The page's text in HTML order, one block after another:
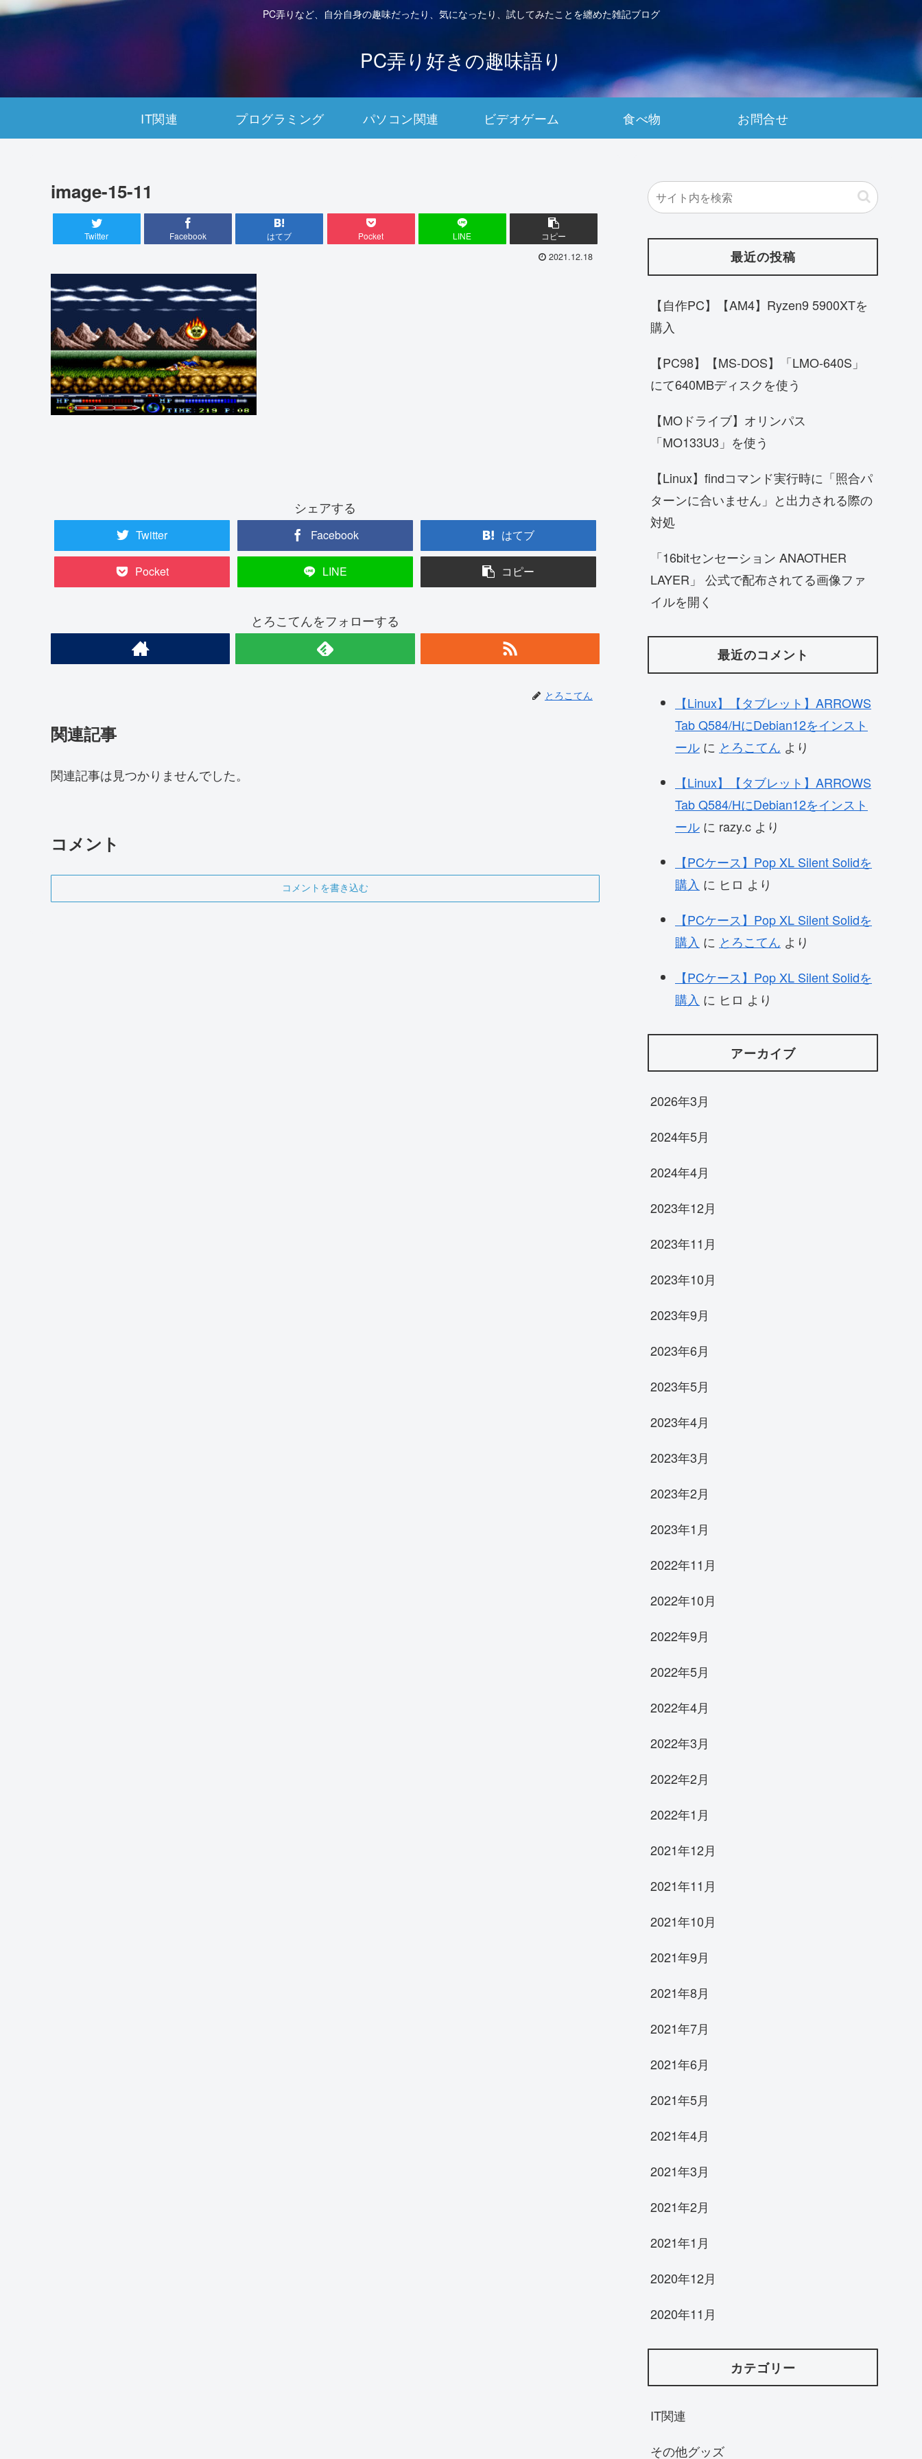
PC弄りなど、自分自身の趣味だったり、気になったり、試してみたことを纏めた雑記ブログ
PC弄り好きの趣味語り
IT関連 プログラミング パソコン関連 ビデオゲーム 食べ物 お問合せ
image-15-11
Twitter Facebook はてブ Pocket LINE コピー
2021.12.18
シェアする
Twitter Facebook はてブ
Pocket LINE コピー
とろこてんをフォローする
とろこてん
関連記事
関連記事は見つかりませんでした。
コメント
コメントを書き込む
最近の投稿
【自作PC】【AM4】Ryzen9 5900XTを
購入
【PC98】【MS-DOS】「LMO-640S」
にて640MBディスクを使う
【MOドライブ】オリンパス
「MO133U3」を使う
【Linux】findコマンド実行時に「照合パ
ターンに合いません」と出力される際の
対処
「16bitセンセーション ANAOTHER
LAYER」 公式で配布されてる画像ファ
イルを開く
最近のコメント
【Linux】【タブレット】ARROWS
Tab Q584/HにDebian12をインスト
ール に とろこてん より
【Linux】【タブレット】ARROWS
Tab Q584/HにDebian12をインスト
ール に razy.c より
【PCケース】Pop XL Silent Solidを
購入 に ヒロ より
【PCケース】Pop XL Silent Solidを
購入 に とろこてん より
【PCケース】Pop XL Silent Solidを
購入 に ヒロ より
アーカイブ
2026年3月
2024年5月
2024年4月
2023年12月
2023年11月
2023年10月
2023年9月
2023年6月
2023年5月
2023年4月
2023年3月
2023年2月
2023年1月
2022年11月
2022年10月
2022年9月
2022年5月
2022年4月
2022年3月
2022年2月
2022年1月
2021年12月
2021年11月
2021年10月
2021年9月
2021年8月
2021年7月
2021年6月
2021年5月
2021年4月
2021年3月
2021年2月
2021年1月
2020年12月
2020年11月
カテゴリー
IT関連
その他グッズ